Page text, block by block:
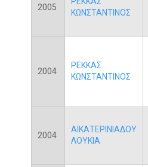
2005
ΚΩΝΣΤΑΝΤΙΝΟΣ
2004
ΡΕΚΚΑΣ
ΚΩΝΣΤΑΝΤΙΝΟΣ
2004
ΑΙΚΑΤΕΡΙΝΙΑΔΟΥ
ΛΟΥΚΙΑ